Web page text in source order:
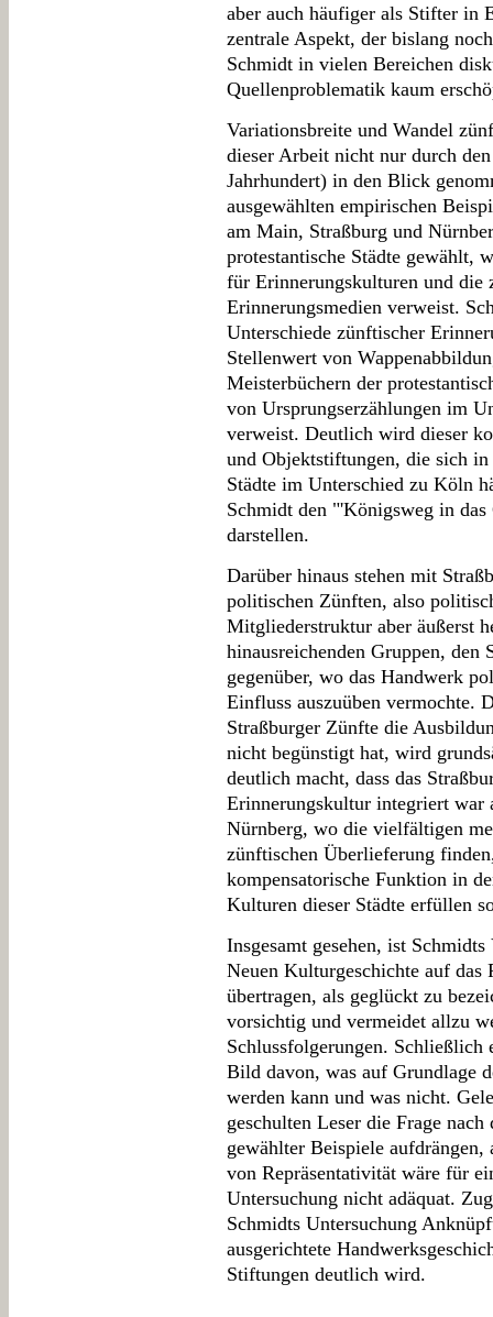
aber auch häufiger als Stifter in
zentrale Aspekt, der bislang
Schmidt in vielen Bereichen
Quellenproblematik kaum
Variationsbreite und Wandel
dieser Arbeit nicht nur durch
Jahrhundert) in den Blick
ausgewählten empirischen
am Main, Straßburg und
protestantische Städte gewählt,
für Erinnerungskulturen und die
Erinnerungsmedien verweist.
Unterschiede zünftischer
Stellenwert von
Meisterbüchern der
von Ursprungserzählungen im
verweist. Deutlich wird dieser
und Objektstiftungen, die sich
Städte im Unterschied zu Köln
Schmidt den "'Königsweg in
darstellen.
Darüber hinaus stehen mit
politischen Zünften, also
Mitgliederstruktur aber äußerst
hinausreichenden Gruppen, den
gegenüber, wo das Handwerk
Einfluss auszuüben vermochte.
Straßburger Zünfte die
nicht begünstigt hat, wird
deutlich macht, dass das
Erinnerungskultur integriert war
Nürnberg, wo die vielfältigen
zünftischen Überlieferung
kompensatorische Funktion in
Kulturen dieser Städte erfüllen
Insgesamt gesehen, ist
Neuen Kulturgeschichte auf das
übertragen, als geglückt zu
vorsichtig und vermeidet allzu
Schlussfolgerungen. Schließlich
Bild davon, was auf Grundlage
werden kann und was nicht.
geschulten Leser die Frage
gewählter Beispiele
von Repräsentativität wäre für
Untersuchung nicht adäquat.
Schmidts Untersuchung
ausgerichtete
Stiftungen deutlich wird.